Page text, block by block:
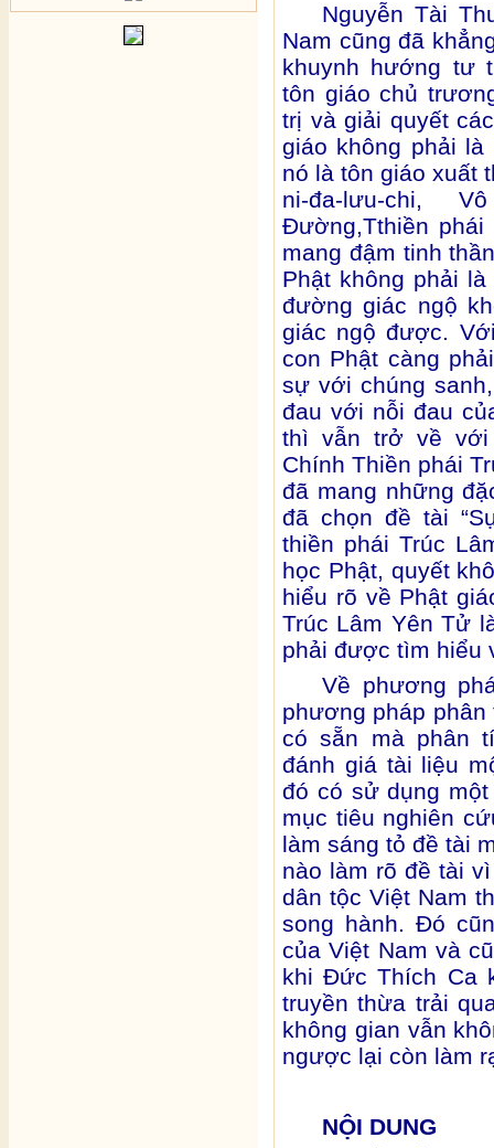
Nguyễn Tài
Nam cũng đã
khuynh hướng tư
tôn giáo chủ
trị và giải quyết
giáo không phải
nó là tôn giáo xuất
ni-đa-lưu-chi,
Đường,Tthiền
mang đậm tinh
Phật không phải
đường giác ngộ
giác ngộ được.
con Phật càng
sự với chúng
đau với nỗi đau
thì vẫn trở về với
Chính Thiền phái
đã mang những
đã chọn đề tài
thiền phái Trúc
học Phật, quyết
hiểu rõ về Phật
Trúc Lâm Yên Tử
phải được tìm hiểu
Về phương
phương pháp
có sẵn mà phân
đánh giá tài liệu
đó có sử dụng
mục tiêu nghiên
làm sáng tỏ đề tài
nào làm rõ đề tài
dân tộc Việt Nam
song hành. Đó
của Việt Nam và
khi Đức Thích Ca
truyền thừa trải
không gian vẫn
ngược lại còn làm
NỘI DUNG